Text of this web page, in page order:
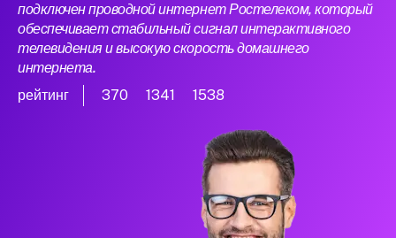
подключен проводной интернет Ростелеком, который
обеспечивает стабильный сигнал интерактивного
телевидения и высокую скорость домашнего
интернета.
рейтинг
370 1341 1538